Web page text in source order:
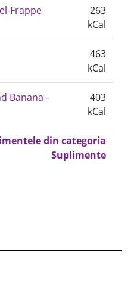
Frappe
263
kCal
463
kCal
Banana -
403
kCal
din categoria
Suplimente